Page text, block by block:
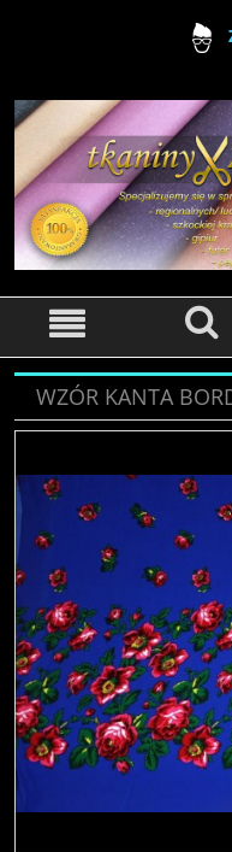
WZÓR KANTA